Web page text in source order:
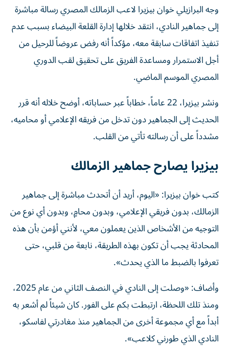
وجه البرازيلي خوان بيزيرا لاعب الزمالك المصري رسالة مباشرة
إلى جماهير النادي، انتقد خلالها إدارة القلعة البيضاء بسبب عدم
تنفيذ اتفاقات سابقة معه، مؤكداً أنه رفض عروضاً للرحيل من
أجل الاستمرار ومساعدة الفريق على تحقيق لقب الدوري
المصري الموسم الماضي.
ونشر بيزيرا، 22 عاماً، خطاباً عبر حساباته، أوضح خلاله أنه قرر
الحديث إلى الجماهير دون تدخل من فريقه الإعلامي أو محاميه،
مشدداً على أن رسالته تأتي من القلب.
بيزيرا يصارح جماهير الزمالك
كتب خوان بيزيرا: «اليوم، أريد أن أتحدث مباشرة إلى جماهير
الزمالك، بدون فريقي الإعلامي، وبدون محامٍ، وبدون أي نوع من
التوجيه من الأشخاص الذين يعملون معي، لأنني أؤمن بأن هذه
المحادثة يجب أن تكون بهذه الطريقة، نابعة من قلبي، حتى
تعرفوا بالضبط ما الذي يحدث».
وأضاف: «وصلت إلى النادي في النصف الثاني من عام 2025،
ومنذ تلك اللحظة، ارتبطت بكم على الفور. كان شيئاً لم أشعر به
أبداً مع أي مجموعة أخرى من الجماهير منذ مغادرتي لفاسكو،
النادي الذي طورني كلاعب».